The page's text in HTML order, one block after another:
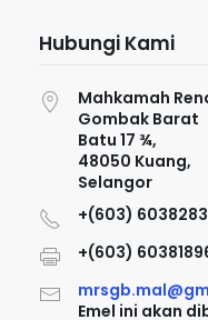
Hubungi Kami
Mahkamah
Gombak Barat
Batu 17 ¾,
48050 Kuang,
Selangor
+(603)
+(603)
Emel ini akan